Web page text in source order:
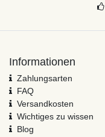
Informationen
Zahlungsarten
FAQ
Versandkosten
Wichtiges zu wissen
Blog